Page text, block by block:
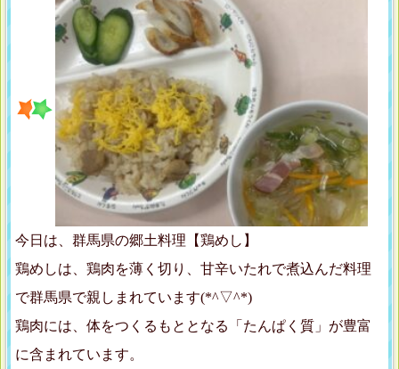
今日は、群馬県の郷土料理【鶏めし】
鶏めしは、鶏肉を薄く切り、甘辛いたれで煮込んだ料理
で群馬県で親しまれています(*^▽^*)
鶏肉には、体をつくるもととなる「たんぱく質」が豊富
に含まれています。